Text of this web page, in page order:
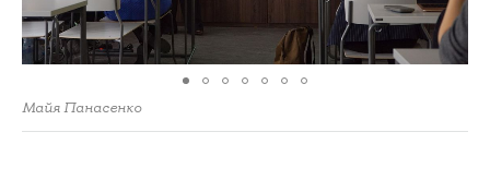
Майя Панасенко